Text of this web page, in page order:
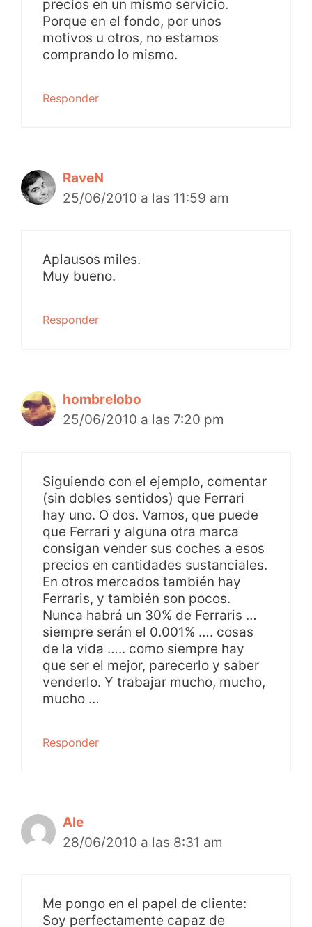
precios en un mismo servicio.
Porque en el fondo, por unos
motivos u otros, no estamos
comprando lo mismo.
Responder
RaveN
25/06/2010 a las 11:59 am
Aplausos miles.
Muy bueno.
Responder
hombrelobo
25/06/2010 a las 7:20 pm
Siguiendo con el ejemplo, comentar
(sin dobles sentidos) que Ferrari
hay uno. O dos. Vamos, que puede
que Ferrari y alguna otra marca
consigan vender sus coches a esos
precios en cantidades sustanciales.
En otros mercados también hay
Ferraris, y también son pocos.
Nunca habrá un 30% de Ferraris …
siempre serán el 0.001% …. cosas
de la vida ….. como siempre hay
que ser el mejor, parecerlo y saber
venderlo. Y trabajar mucho, mucho,
mucho …
Responder
Ale
28/06/2010 a las 8:31 am
Me pongo en el papel de cliente:
Soy perfectamente capaz de